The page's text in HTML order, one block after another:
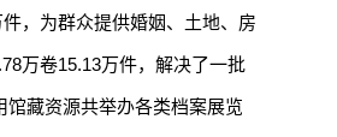
，为群众提供婚姻、土地、房
万卷15.13万件，解决了一批
藏资源共举办各类档案展览